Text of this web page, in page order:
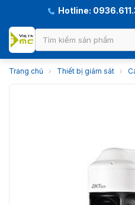
Hotline:
Trang chủ › Thiết bị giám sát ›